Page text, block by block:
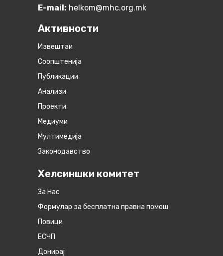
E-mail: helkom@mhc.org.mk
Активности
Извештаи
Соопштенија
Публикации
Анализи
Проекти
Медиуми
Мултимедија
Законодавство
Хелсиншки комитет
За Нас
Формулар за бесплатна правна помош
Повици
ЕСЧП
Донирај